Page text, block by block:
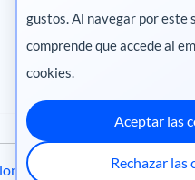
Perú·
gustos. Al navegar por este
comprende que accede al
cookies.
Aceptar las
Rechazar las